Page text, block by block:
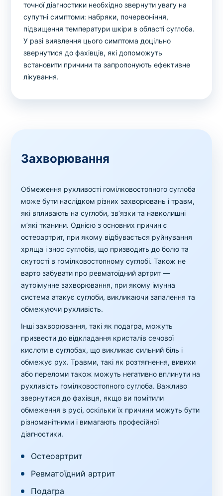
точної діагностики необхідно звернути увагу на
супутні симптоми: набряки, почервоніння,
підвищення температури шкіри в області суглоба.
У разі виявлення цього симптома доцільно
звернутися до фахівців, які допоможуть
встановити причини та запропонують ефективне
лікування.
Захворювання
Обмеження рухливості гомілковостопного суглоба
може бути наслідком різних захворювань і травм,
які впливають на суглоби, зв’язки та навколишні
м’які тканини. Однією з основних причин є
остеоартрит, при якому відбувається руйнування
хряща і знос суглобів, що призводить до болю та
скутості в гомілковостопному суглобі. Також не
варто забувати про ревматоїдний артрит —
аутоімунне захворювання, при якому імунна
система атакує суглоби, викликаючи запалення та
обмежуючи рухливість.
Інші захворювання, такі як подагра, можуть
призвести до відкладання кристалів сечової
кислоти в суглобах, що викликає сильний біль і
обмежує рух. Травми, такі як розтягнення, вивихи
або переломи також можуть негативно вплинути на
рухливість гомілковостопного суглоба. Важливо
звернутися до фахівця, якщо ви помітили
обмеження в русі, оскільки їх причини можуть бути
різноманітними і вимагають професійної
діагностики.
Остеоартрит
Ревматоїдний артрит
Подагра